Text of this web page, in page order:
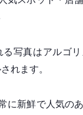
る写真はアルゴ
れます。
に新鮮で人気の